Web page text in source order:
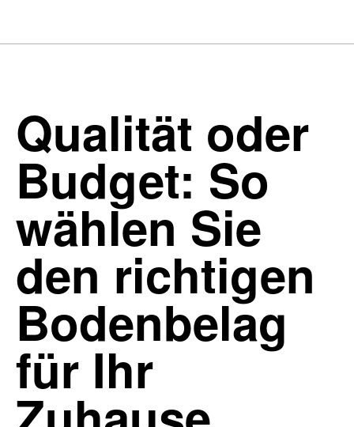
Qualität oder
Budget: So
wählen Sie
den richtigen
Bodenbelag
für Ihr